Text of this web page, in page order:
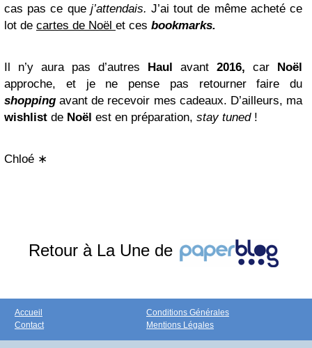
cas pas ce que j’attendais. J’ai tout de même acheté ce
lot de cartes de Noël et ces bookmarks.
Il n’y aura pas d’autres Haul avant 2016, car
Noël
approche, et je ne pense pas retourner faire du
shopping avant de recevoir mes cadeaux. D’ailleurs, ma
wishlist de Noël est en préparation, stay tuned!
Chloé ∗
Retour à La Une de
Accueil
Contact
Conditions Générales
Mentions Légales